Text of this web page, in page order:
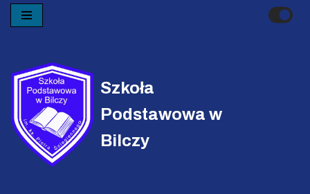
treści
Szkoła
Podstawowa w
Bilczy